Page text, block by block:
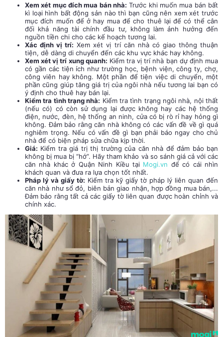
Xem xét mục đích mua bán nhà: Trước khi muốn mua bán bất
kì loại hình bất động sản nào thì bạn cũng nên xem xét trước
mục đích muốn để ở hay mua để cho thuê lại để có thể cân
đối khả năng tài chính đầu tư, không làm ảnh hưởng đến
nguồn tiền chi cho các kế hoạch tương lai.
Xác định vị trí: Xem xét vị trí căn nhà có giao thông thuận
tiện, dễ dàng di chuyển đến các khu vực khác hay không.
Xem xét vị trí xung quanh: Kiểm tra vị trí nhà bạn dự định mua
có gần các tiện ích như trường học, bệnh viện, công ty, chợ,
công viên hay không. Một phần để tiện việc di chuyển, một
phần cũng giúp tăng giá trị của ngôi nhà nếu tương lai bạn có
ý định cho thuê hay bán lại.
Kiểm tra tình trạng nhà: Kiểm tra tình trạng ngôi nhà, nội thất
(nếu có) có còn sử dụng lại được không hay các hệ thống
điện, nước, đèn, hệ thống an ninh, cửa có bị rò rỉ hay hỏng gì
không. Đảm bảo rằng căn nhà không có các vấn đề về gì quá
nghiêm trọng. Nếu có vấn đề gì bạn phải báo ngay cho chủ
nhà để có biện pháp sửa chữa kịp thời.
Giá: Kiểm tra giá trị thị trường của căn nhà để đảm bảo bạn
không bị mua bị “hớ”. Hãy tham khảo và so sánh giá cả với các
căn nhà khác ở Quận Ninh Kiều tại Mogi.vn để có cái nhìn
khách quan và đưa ra lựa chọn tốt nhất.
Pháp lý và giấy tờ: Kiểm tra kỹ giấy tờ pháp lý liên quan đến
căn nhà như sổ đỏ, biên bản giao nhận, hợp đồng mua bán,...
Đảm bảo rằng tất cả các giấy tờ liên quan được hoàn chỉnh và
chính xác.